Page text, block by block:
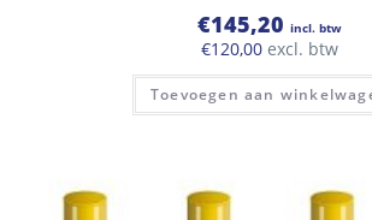
€145,20 incl. btw
€120,00 excl. btw
Toevoegen aan